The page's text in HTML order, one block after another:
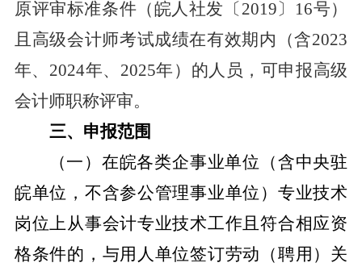
原评审标准条件（皖人社发〔 2019〕 16号）
且高级会计师考试成绩在有效期内（含2023
年、 2024年、 2025年）的人员，可申报高级
会计师职称评审。
三、申报范围
（一）在皖各类企事业单位（含中央驻
皖单位，不含参公管理事业单位）专业技术
岗位上从事会计专业技术工作且符合相应资
格条件的，与用人单位签订劳动（聘用）关